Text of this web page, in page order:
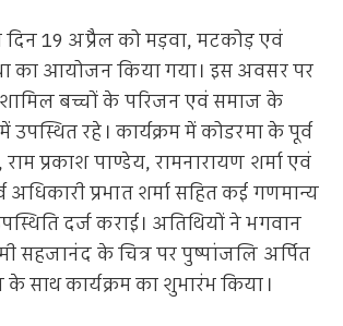
दिन 19 अप्रैल को मड़वा, मटकोड़ एवं
का आयोजन किया गया। इस अवसर पर
बच्चों के परिजन एवं समाज के
रहे। कार्यक्रम में कोडरमा के पूर्व
राम प्रकाश पाण्डेय, रामनारायण शर्मा एवं
अधिकारी प्रभात शर्मा सहित कई गणमान्य
दर्ज कराई। अतिथियों ने भगवान
सहजानंद के चित्र पर पुष्पांजलि अर्पित
साथ कार्यक्रम का शुभारंभ किया।